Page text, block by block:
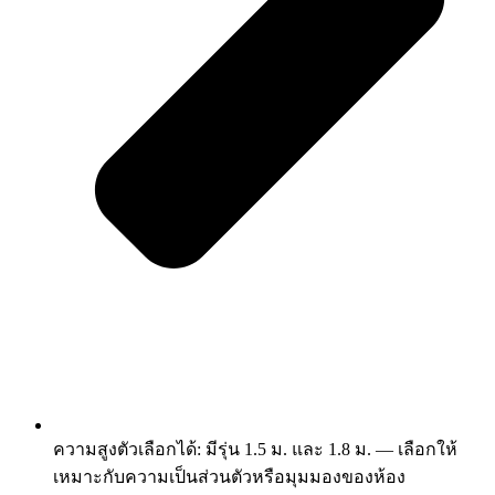
ความสูงตัวเลือกได้: มีรุ่น 1.5 ม. และ 1.8 ม. — เลือกให้
เหมาะกับความเป็นส่วนตัวหรือมุมมองของห้อง